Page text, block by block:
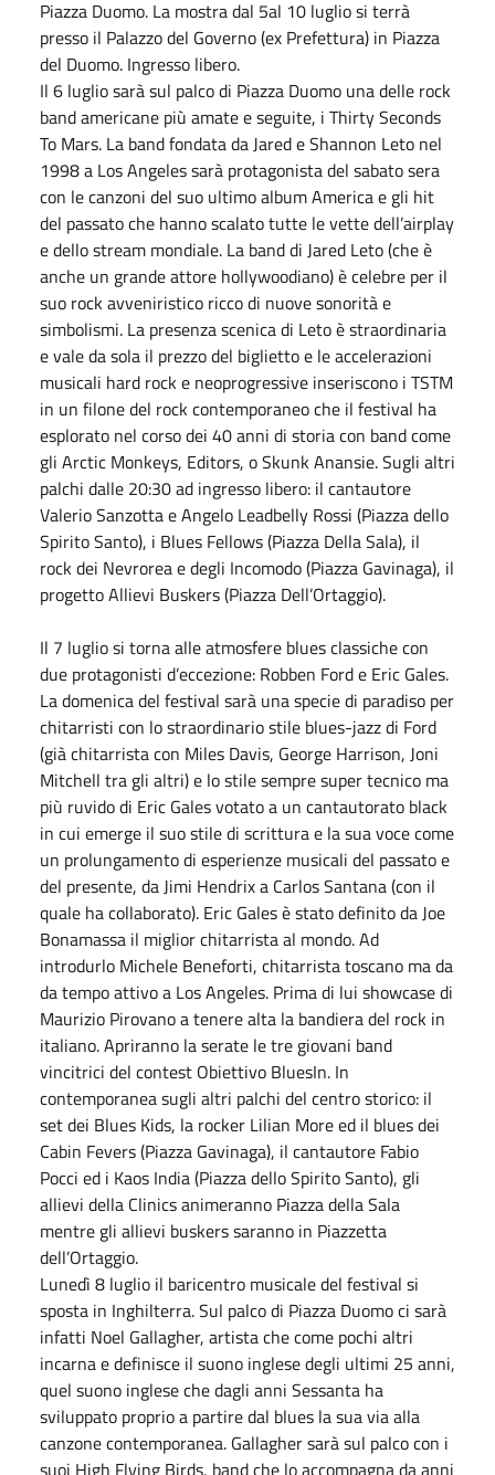
Piazza Duomo. La mostra dal 5al 10 luglio si terrà
presso il Palazzo del Governo (ex Prefettura) in Piazza
del Duomo. Ingresso libero.
Il 6 luglio sarà sul palco di Piazza Duomo una delle rock
band americane più amate e seguite, i Thirty Seconds
To Mars. La band fondata da Jared e Shannon Leto nel
1998 a Los Angeles sarà protagonista del sabato sera
con le canzoni del suo ultimo album America e gli hit
del passato che hanno scalato tutte le vette dell’airplay
e dello stream mondiale. La band di Jared Leto (che è
anche un grande attore hollywoodiano) è celebre per il
suo rock avveniristico ricco di nuove sonorità e
simbolismi. La presenza scenica di Leto è straordinaria
e vale da sola il prezzo del biglietto e le accelerazioni
musicali hard rock e neoprogressive inseriscono i TSTM
in un filone del rock contemporaneo che il festival ha
esplorato nel corso dei 40 anni di storia con band come
gli Arctic Monkeys, Editors, o Skunk Anansie. Sugli altri
palchi dalle 20:30 ad ingresso libero: il cantautore
Valerio Sanzotta e Angelo Leadbelly Rossi (Piazza dello
Spirito Santo), i Blues Fellows (Piazza Della Sala), il
rock dei Nevrorea e degli Incomodo (Piazza Gavinaga), il
progetto Allievi Buskers (Piazza Dell’Ortaggio).
Il 7 luglio si torna alle atmosfere blues classiche con
due protagonisti d’eccezione: Robben Ford e Eric Gales.
La domenica del festival sarà una specie di paradiso per
chitarristi con lo straordinario stile blues-jazz di Ford
(già chitarrista con Miles Davis, George Harrison, Joni
Mitchell tra gli altri) e lo stile sempre super tecnico ma
più ruvido di Eric Gales votato a un cantautorato black
in cui emerge il suo stile di scrittura e la sua voce come
un prolungamento di esperienze musicali del passato e
del presente, da Jimi Hendrix a Carlos Santana (con il
quale ha collaborato). Eric Gales è stato definito da Joe
Bonamassa il miglior chitarrista al mondo. Ad
introdurlo Michele Beneforti, chitarrista toscano ma da
da tempo attivo a Los Angeles. Prima di lui showcase di
Maurizio Pirovano a tenere alta la bandiera del rock in
italiano. Apriranno la serate le tre giovani band
vincitrici del contest Obiettivo BluesIn. In
contemporanea sugli altri palchi del centro storico: il
set dei Blues Kids, la rocker Lilian More ed il blues dei
Cabin Fevers (Piazza Gavinaga), il cantautore Fabio
Pocci ed i Kaos India (Piazza dello Spirito Santo), gli
allievi della Clinics animeranno Piazza della Sala
mentre gli allievi buskers saranno in Piazzetta
dell’Ortaggio.
Lunedì 8 luglio il baricentro musicale del festival si
sposta in Inghilterra. Sul palco di Piazza Duomo ci sarà
infatti Noel Gallagher, artista che come pochi altri
incarna e definisce il suono inglese degli ultimi 25 anni,
quel suono inglese che dagli anni Sessanta ha
sviluppato proprio a partire dal blues la sua via alla
canzone contemporanea. Gallagher sarà sul palco con i
suoi High Flying Birds, band che lo accompagna da anni